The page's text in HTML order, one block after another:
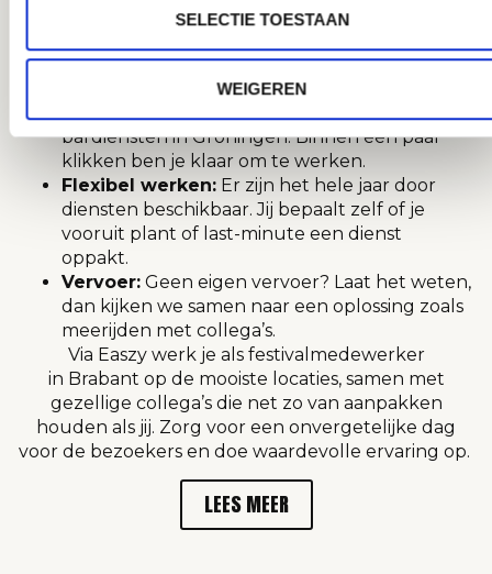
SELECTIE TOESTAAN
WEIGEREN
dienst wordt je loon meestal binnen twee
echt Easzy money!
Simpel en snel aanmelden:
bardiensten in Groningen. Binnen een paar
klikken ben je klaar om te werken.
Flexibel werken: Er zijn het hele jaar door
diensten beschikbaar. Jij bepaalt zelf of je
vooruit plant of last-minute een dienst
oppakt.
Vervoer: Geen eigen vervoer? Laat het weten,
dan kijken we samen naar een oplossing zoals
meerijden met collega’s.
Via Easzywerk je als festivalmedewerker
in Brabant op de mooiste locaties, samen met
gezellige collega’s die net zo van aanpakken
houden als jij. Zorg voor een onvergetelijke dag
voor de bezoekers en doe waardevolle ervaring op.
LEES MEER